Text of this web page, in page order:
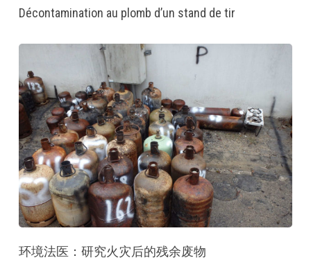
Décontamination au plomb d’un stand de tir
环境法医：研究火灾后的残余废物